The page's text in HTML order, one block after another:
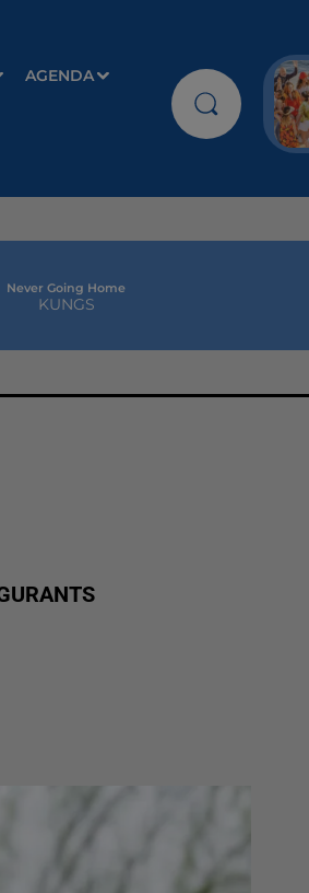
AGENDA
Never Going Home
KUNGS